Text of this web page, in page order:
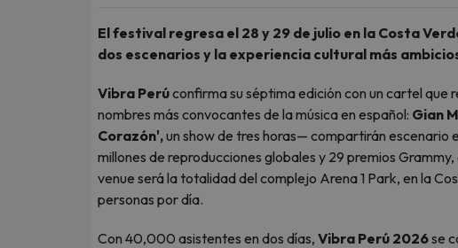
El festival regresa el 28 y 29 de julio en la Costa
dos escenarios y la experiencia cultural más
Vibra Perúconfirma su séptima edición con un cartel que
nombres más convocantes de la música en español: Gian
Corazón',un show de tres horas— compartirán escenario
millones de reproducciones globales y 29 premios
venue será la totalidad del complejo Arena 1 Park, en la
personas por día.
Con 40,000 asistentes en dos días, Vibra Perú 2026se